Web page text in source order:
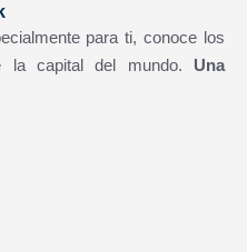
para ti, conoce los
la capital del mundo. Una